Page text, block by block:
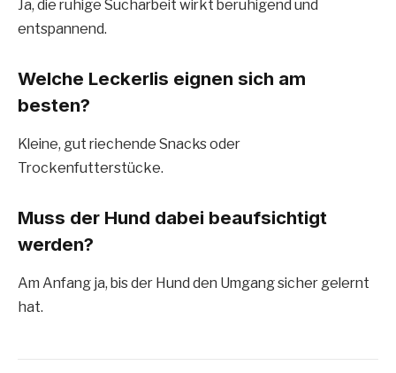
Ja, die ruhige Sucharbeit wirkt beruhigend und
entspannend.
Welche Leckerlis eignen sich am
besten?
Kleine, gut riechende Snacks oder
Trockenfutterstücke.
Muss der Hund dabei beaufsichtigt
werden?
Am Anfang ja, bis der Hund den Umgang sicher gelernt
hat.